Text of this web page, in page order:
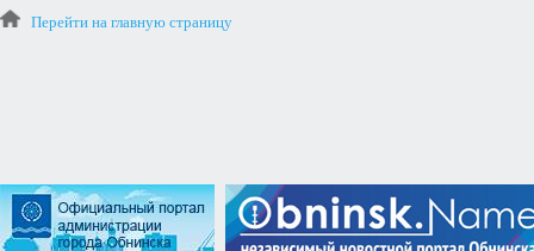
Перейти на главную страницу